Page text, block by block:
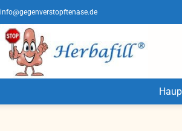
info@gegenverstopftenase.de